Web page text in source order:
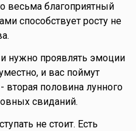
весьма благоприятный
способствует росту не
нужно проявлять эмоции
и вас поймут
половина лунного
свиданий.
не стоит. Есть